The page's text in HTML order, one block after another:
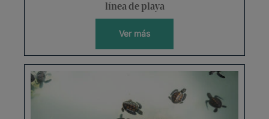
línea de playa
Ver más